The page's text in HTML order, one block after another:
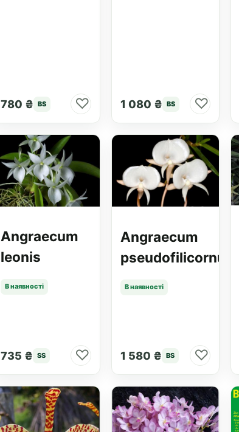
780 ₴ BS ♡ 1 080 ₴ BS ♡
Angraecum
leonis
В наявності
735 ₴ SS ♡
Angraecum
pseudofilicornu
В наявності
1 580 ₴ BS ♡